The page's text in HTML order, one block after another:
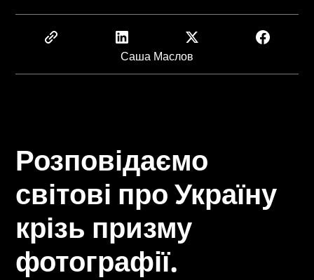
Саша Маслов
Розповідаємо
світові про Україну
крізь призму
фотографії.